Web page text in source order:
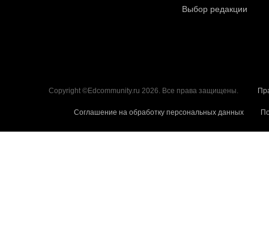
Выбор редакции
Copyright ©Edcommunity.ru 2026. Все права защищены.
Соглашение на обработку персональных данных